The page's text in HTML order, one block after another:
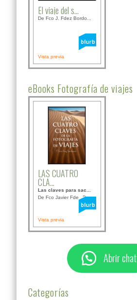
El viaje del s...
De Fco J. Fdez Bordo...
Vista previa
eBooks Fotografía de viajes
LAS CUATRO
CLA...
Las claves para sac...
De Fco Javier Fdez B...
Vista previa
Abrir chat
Categorías